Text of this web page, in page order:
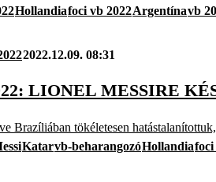
Hollandiafoci vb 2022Argentínavb
2022.12.09. 08:31
LIONEL MESSIRE
Brazíliában tökéletesen
Katarvb-beharangozóHollandiafoci